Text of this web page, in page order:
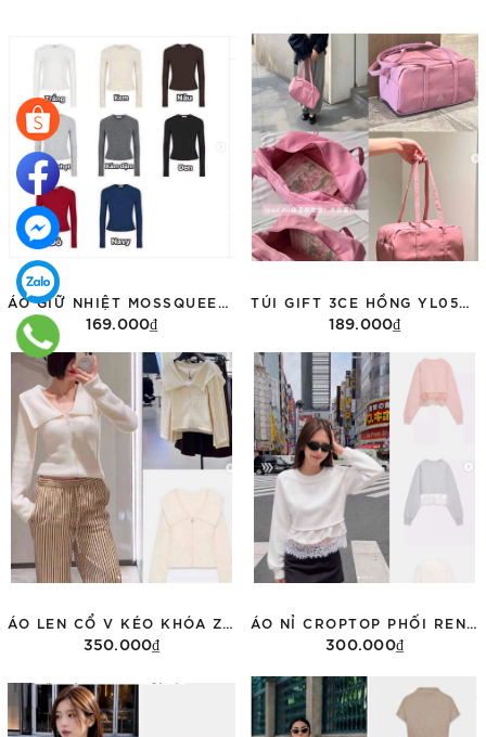
169.000₫
Tùy chọn
189.000₫
Thêm vào giỏ hàng
350.000₫
Tùy chọn
300.000₫
Tùy chọn